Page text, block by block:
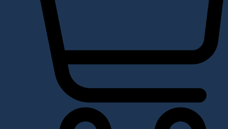
Услуги дизайнера интерьера